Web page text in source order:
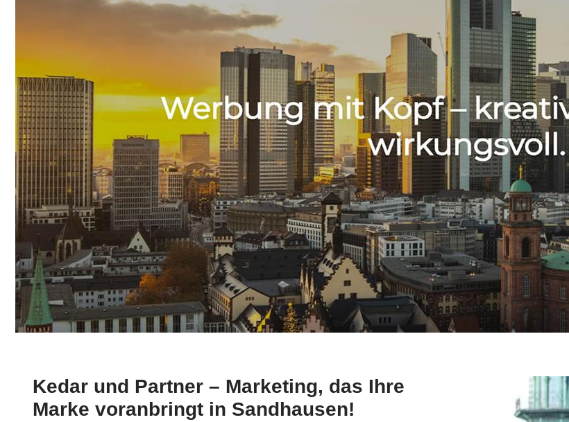
Kedar und Partner – Marketing, das Ihre
Marke voranbringt in Sandhausen!